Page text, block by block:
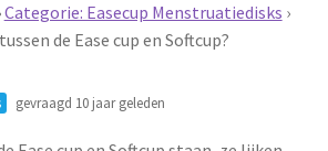
Categorie: Easecup Menstruatiedisks ›
de Ease cup en Softcup?
gevraagd 10 jaar geleden